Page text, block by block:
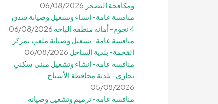
ومكافحة التصحر 06/08/2026
منافسة عامة- إنشاء وتشغيل وصيانة فندق
4 نجوم- أمانة منطقة الباحة
06/08/2026
منافسة عامة- تشغيل وصيانة ملعب بمركز
القحمة- بلدية الساحل 06/08/2026
منافسة عامة- إنشاء وتشغيل مبنى سكني
تجاري- بلدية محافظة الأسياح
05/08/2026
منافسة عامة- ترميم وتشغيل وصيانة